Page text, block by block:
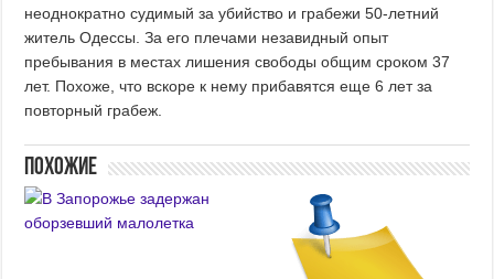
неоднократно судимый за убийство и грабежи 50-летний
житель Одессы. За его плечами незавидный опыт
пребывания в местах лишения свободы общим сроком 37
лет. Похоже, что вскоре к нему прибавятся еще 6 лет за
повторный грабеж.
Похожие